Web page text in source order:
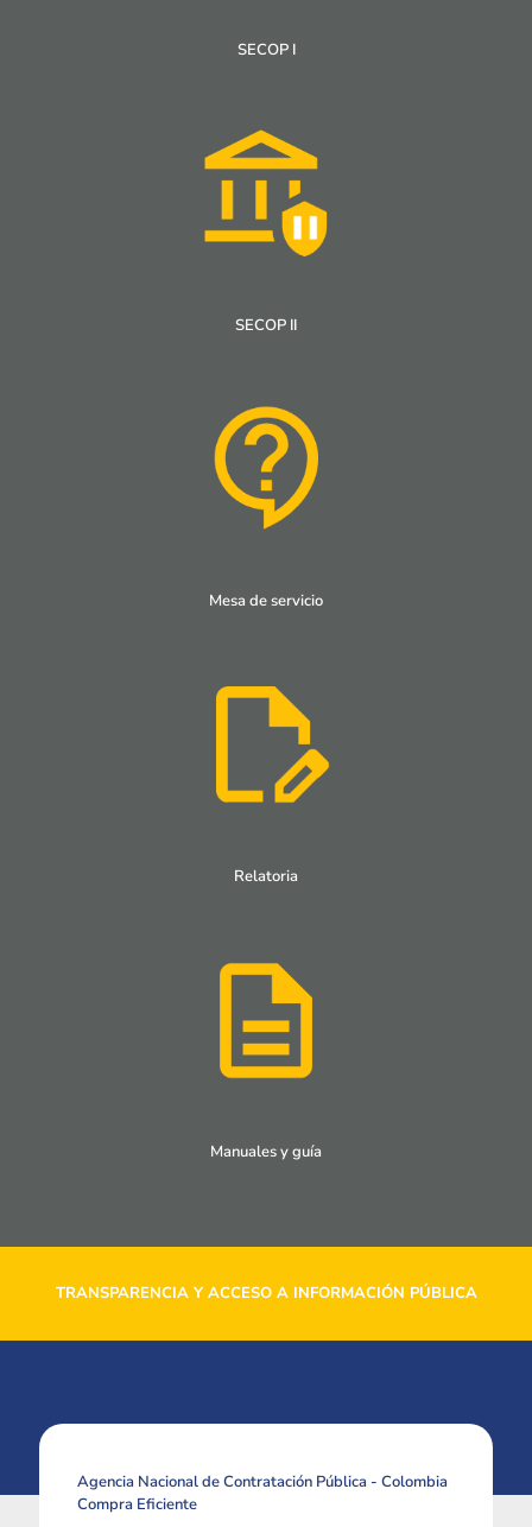
SECOP I
SECOP II
Mesa de servicio
Relatoria
Manuales y guía
TRANSPARENCIA Y ACCESO A INFORMACIÓN PÚBLICA
Agencia Nacional de Contratación Pública - Colombia
Compra Eficiente